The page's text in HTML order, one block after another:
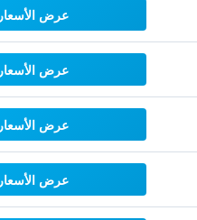
عرض الأسعار
عرض الأسعار
عرض الأسعار
عرض الأسعار